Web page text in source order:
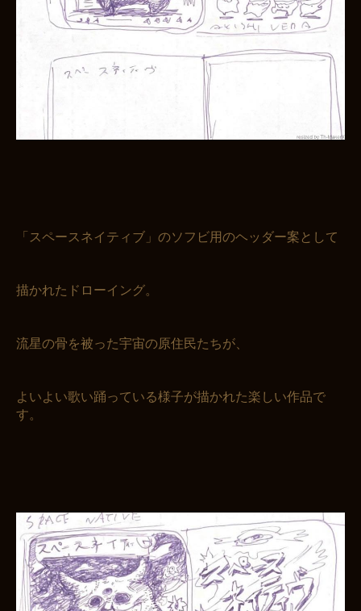
お買い物を続ける カートへ進む
「スペースネイティブ」のソフビ用のヘッダー案として
描かれたドローイング。
流星の骨を被った宇宙の原住民たちが、
よいよい歌い踊っている様子が描かれた楽しい作品で
す。